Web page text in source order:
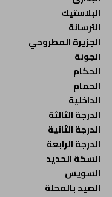
البلاستيك
الترسانة
الجزيرة المطروحي
الجونة
الحكام
الحمام
الداخلية
الدرجة الثالثة
الدرجة الثانية
الدرجة الرابعة
السكة الحديد
السويس
الصيد بالمحلة